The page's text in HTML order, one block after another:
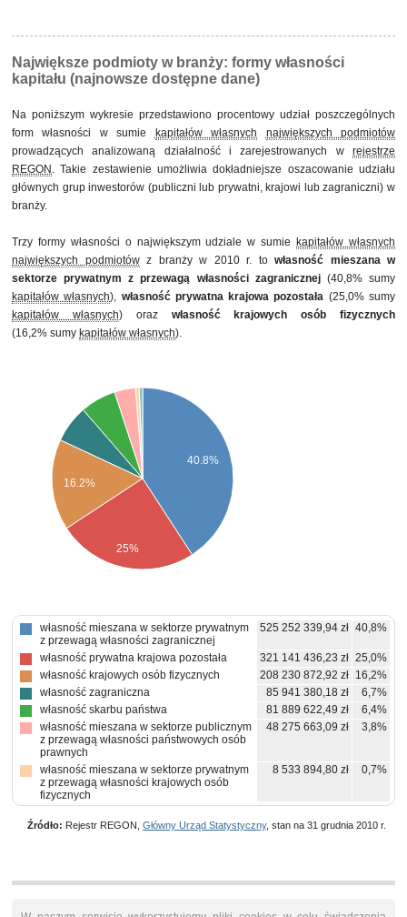
Największe podmioty w branży: formy własności
kapitału (najnowsze dostępne dane)
Na poniższym wykresie przedstawiono procentowy udział poszczególnych
form własności w sumie
kapitałów własnych
największych podmiotów
prowadzących analizowaną działalność i zarejestrowanych w rejestrze
REGON . Takie zestawienie umożliwia dokładniejsze oszacowanie udziału
głównych grup inwestorów (publiczni lub prywatni, krajowi lub zagraniczni) w
branży.
Trzy formy własności o największym udziale w sumie
kapitałów własnych
największych podmiotówz branży w 2010 r. to własność mieszana w
sektorze prywatnym z przewagą własności zagranicznej(40,8% sumy
kapitałów własnych), własność prywatna krajowa pozostała (25,0% sumy
kapitałów własnych) oraz własność krajowych osób fizycznych
(16,2% sumy kapitałów własnych).
40.8%
16.2%
25%
własność mieszana w sektorze prywatnym
z przewagą własności zagranicznej
525 252 339,94 zł 40,8%
własność prywatna krajowa pozostała 321 141 436,23 zł 25,0%
własność krajowych osób fizycznych
208 230 872,92 zł 16,2%
własność zagraniczna
85 941 380,18 zł
6,7%
własność skarbu państwa
81 889 622,49 zł
6,4%
własność mieszana w sektorze publicznym
z przewagą własności państwowych osób
prawnych
48 275 663,09 zł 3,8%
własność mieszana w sektorze prywatnym
z przewagą własności krajowych osób
fizycznych
8 533 894,80 zł 0,7%
Źródło: Rejestr REGON, Główny Urząd Statystyczny, stan na 31 grudnia 2010 r.